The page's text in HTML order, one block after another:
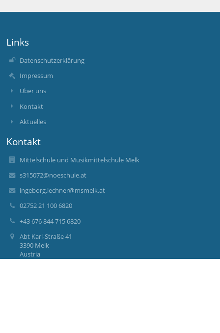
Links
Datenschutzerklärung
Impressum
Über uns
Kontakt
Aktuelles
Kontakt
Mittelschule und Musikmittelschule Melk
s315072@noeschule.at
ingeborg.lechner@msmelk.at
02752 21 100 6820
+43 676 844 715 6820
Abt Karl-Straße 41
3390 Melk
Austria